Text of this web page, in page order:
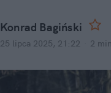
Konrad Bagiński
25 lipca 2025, 21:22 2